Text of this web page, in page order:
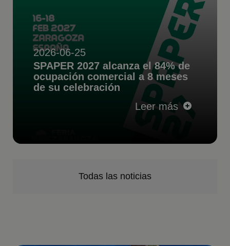
2026-06-25
SPAPER 2027 alcanza el 84% de
ocupación comercial a 8 meses
de su celebración
Leer más
Todas las noticias